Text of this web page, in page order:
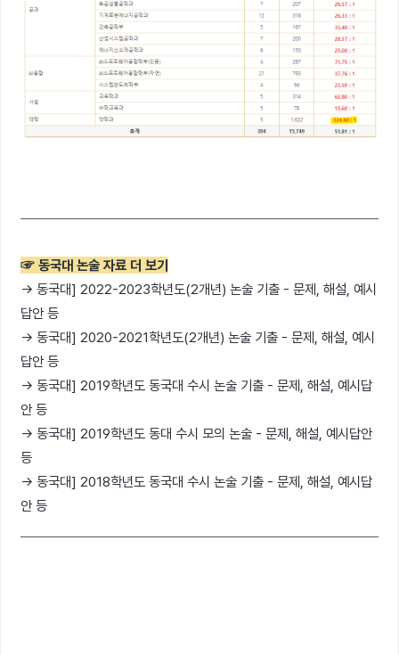
☞ 동국대 논술 자료 더 보기
→ 동국대] 2022-2023학년도(2개년) 논술 기출 - 문제, 해설, 예시
답안 등
→ 동국대] 2020-2021학년도(2개년) 논술 기출 - 문제, 해설, 예시
답안 등
→ 동국대] 2019학년도 동국대 수시 논술 기출 - 문제, 해설, 예시답
안 등
→ 동국대] 2019학년도 동대 수시 모의 논술 - 문제, 해설, 예시답안
등
→ 동국대] 2018학년도 동국대 수시 논술 기출 - 문제, 해설, 예시답
안 등